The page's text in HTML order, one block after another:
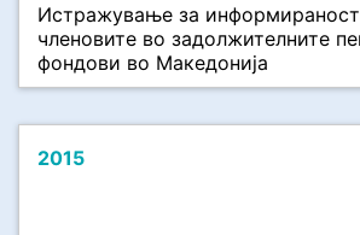
Истражување за
членовите во задолжителните
фондови во Македонија
2015